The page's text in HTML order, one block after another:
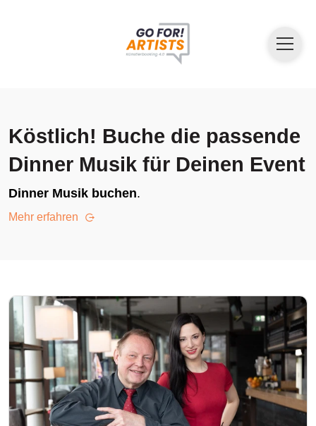
Köstlich! Buche die passende
Dinner Musik für Deinen Event
Dinner Musik buchen.
Mehr erfahren